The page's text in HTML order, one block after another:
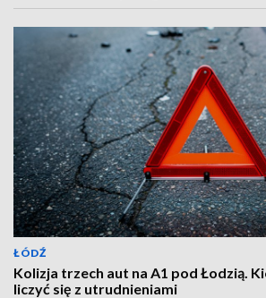
ŁÓDŹ
Kolizja trzech aut na A1 pod Łodzią.
liczyć się z utrudnieniami